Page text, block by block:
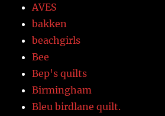
AVES
bakken
beachgirls
Bee
Bep's quilts
Birmingham
Bleu birdlane quilt.